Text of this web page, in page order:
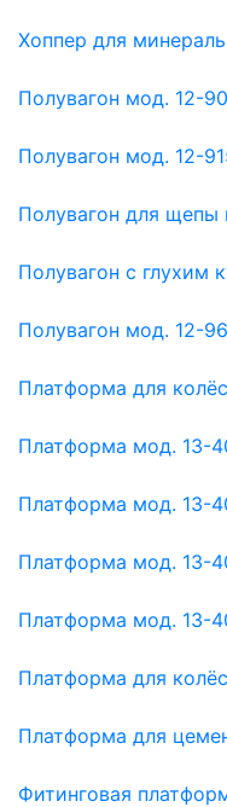
Хоппер для
Полувагон мод. 12-
Полувагон мод. 12-
Полувагон для щепы
Полувагон с глухим
Полувагон мод. 12-
Платформа для
Платформа мод. 13-
Платформа мод. 13-
Платформа мод. 13-
Платформа мод. 13-
Платформа для
Платформа для
Фитинговая